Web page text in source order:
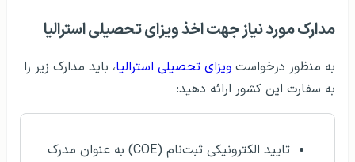
مدارک مورد نیاز جهت اخذ ویزای تحصیلی استرالیا
به منظور درخواست ویزای تحصیلی استرالیا، باید مدارک زیر را
به سفارت این کشور ارائه دهید:
تایید الکترونیکی ثبت‌نام (COE) به عنوان مدرک